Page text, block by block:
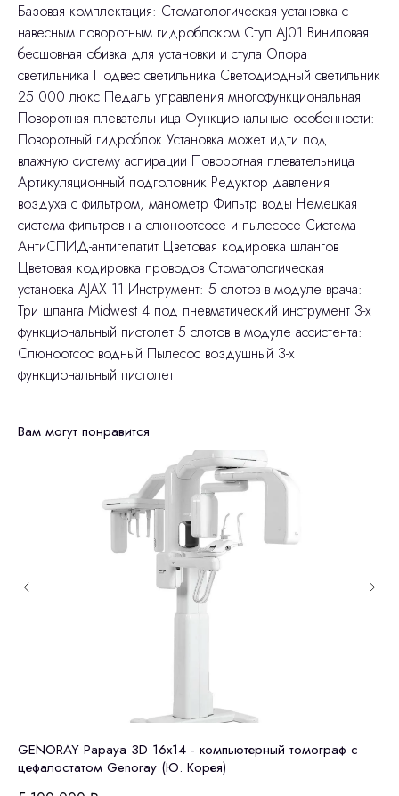
Базовая комплектация: Стоматологическая установка с
навесным поворотным гидроблоком Стул AJ01 Виниловая
бесшовная обивка для установки и стула Опора
светильника Подвес светильника Светодиодный светильник
25 000 люкс Педаль управления многофункциональная
Поворотная плевательница Функциональные особенности:
Поворотный гидроблок Установка может идти под
влажную систему аспирации Поворотная плевательница
Артикуляционный подголовник Редуктор давления
воздуха с фильтром, манометр Фильтр воды Немецкая
система фильтров на слюноотсосе и пылесосе Система
АнтиСПИД-антигепатит Цветовая кодировка шлангов
Цветовая кодировка проводов Стоматологическая
установка AJAX 11 Инструмент: 5 слотов в модуле врача:
Три шланга Midwest 4 под пневматический инструмент 3-х
функциональный пистолет 5 слотов в модуле ассистента:
Слюноотсос водный Пылесос воздушный 3-х
функциональный пистолет
Вам могут понравится
GENORAY Papaya 3D 16x14 - компьютерный томограф с
цефалостатом Genoray (Ю. Корея)